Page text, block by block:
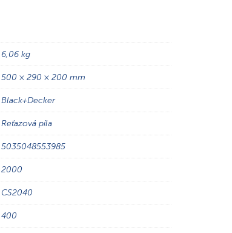
6,06 kg
500 × 290 × 200 mm
Black+Decker
Reťazová píla
5035048553985
2000
CS2040
400